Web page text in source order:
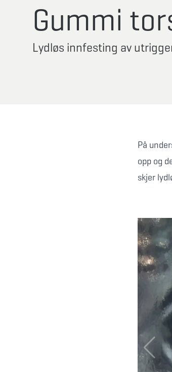
Gummi
Lydløs innfesting av
På
opp og
skjer